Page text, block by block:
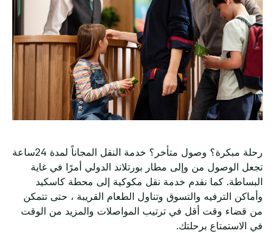
رحلة مبكرة؟ وصول متأخر؟ خدمة النقل المجاناً لمدة 24ساعة
تجعل الوصول من وإلى مطار بورتلاند الدولي أمرًا في غاية
البساطة. كما نقدم خدمة نقل مكوكية إلى محطة كاسكيد
وأماكن الترفيه والتسوق وتناول الطعام القريبة ، حتى تتمكن
من قضاء وقت أقل في ترتيب المواصلات والمزيد من الوقت
في الاستمتاع برحلتك.